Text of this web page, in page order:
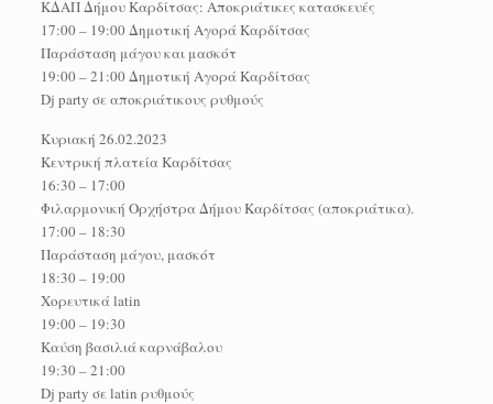
ΚΔΑΠ Δήμου Καρδίτσας: Αποκριάτικες κατασκευές
17:00 – 19:00 Δημοτική Αγορά Καρδίτσας
Παράσταση μάγου και μασκότ
19:00 – 21:00 Δημοτική Αγορά Καρδίτσας
Dj party σε αποκριάτικους ρυθμούς
Κυριακή 26.02.2023
Κεντρική πλατεία Καρδίτσας
16:30 – 17:00
Φιλαρμονική Ορχήστρα Δήμου Καρδίτσας (αποκριάτικα).
17:00 – 18:30
Παράσταση μάγου, μασκότ
18:30 – 19:00
Χορευτικά latin
19:00 – 19:30
Καύση βασιλιά καρνάβαλου
19:30 – 21:00
Dj party σε latin ρυθμούς